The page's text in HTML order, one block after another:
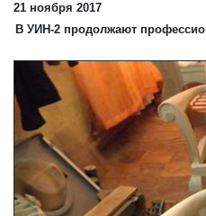
21 ноября 2017
В УИН-2 продолжают